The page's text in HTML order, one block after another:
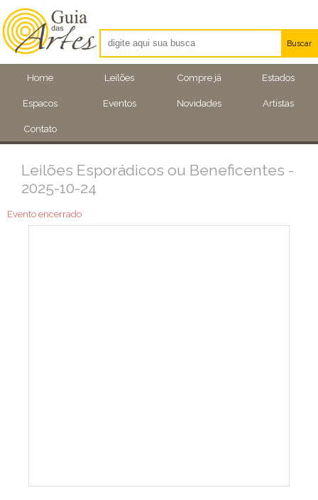
Home Leilões Compre já Estados
Espacos Eventos Novidades Artistas
Contato
Buscar
Artistas
Eventos
Leilões Esporádicos ou Beneficentes -
2025-10-24
Evento encerrado